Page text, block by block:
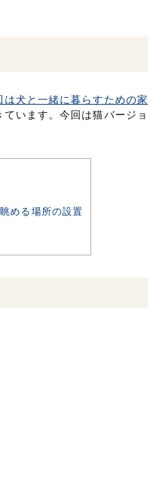
は犬と一緒に暮らすための
います。今回は猫バージ
める場所の設置